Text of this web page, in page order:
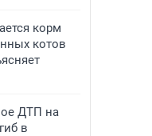
корм
котов
ДТП на
в